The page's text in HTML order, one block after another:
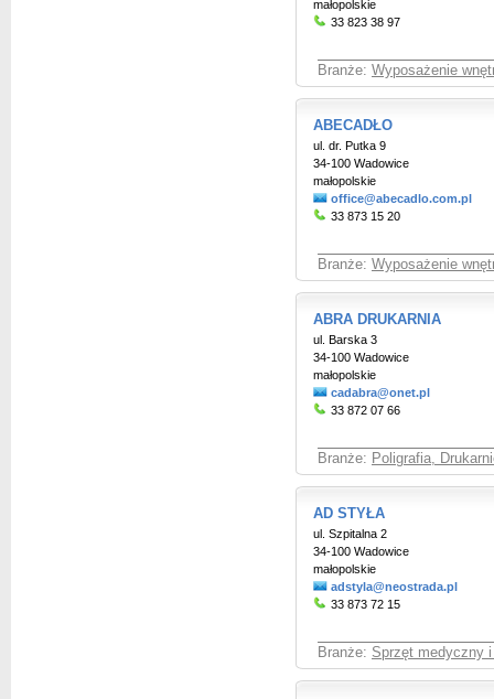
małopolskie
33 823 38 97
Branże: Wyposażenie
ABECADŁO
ul. dr. Putka 9
34-100 Wadowice
małopolskie
office@abecadlo.com.pl
33 873 15 20
Branże: Wyposażenie
ABRA DRUKARNIA
ul. Barska 3
34-100 Wadowice
małopolskie
cadabra@onet.pl
33 872 07 66
Branże: Poligrafia,
AD STYŁA
ul. Szpitalna 2
34-100 Wadowice
małopolskie
adstyla@neostrada.pl
33 873 72 15
Branże: Sprzęt medyczny